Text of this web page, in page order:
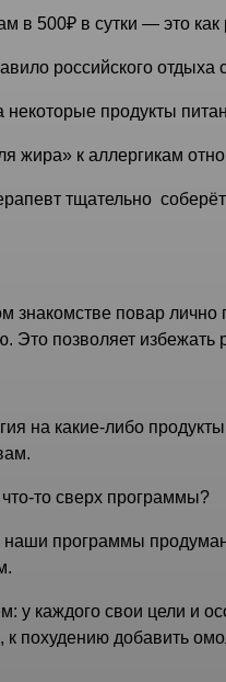
в 500₽ в сутки — это
российского отдыха
некоторые продукты
жира» к аллергикам
тщательно
знакомстве повар
Это позволяет
на какие-либо
то сверх программы?
программы
у каждого свои цели и
похудению добавить